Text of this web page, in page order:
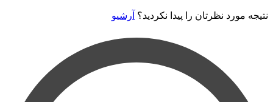
نظرتان را پیدا نکردید؟ آرشیو